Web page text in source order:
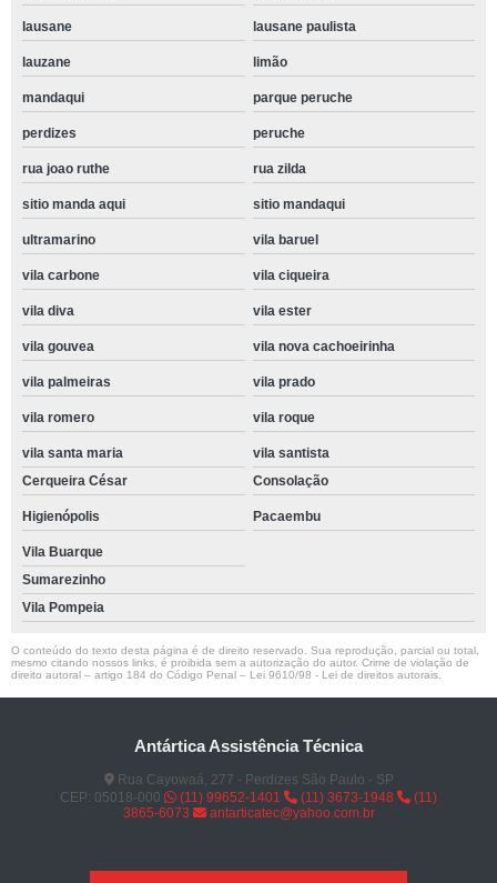
lausane lausane paulista
lauzane limão
mandaqui parque peruche
perdizes peruche
rua joao ruthe rua zilda
sitio manda aqui sitio mandaqui
ultramarino vila baruel
vila carbone vila ciqueira
vila diva vila ester
vila gouvea vila nova cachoeirinha
vila palmeiras vila prado
vila romero vila roque
vila santa maria
vila santista
Cerqueira César
Consolação
Higienópolis Pacaembu
Vila Buarque
Sumarezinho
Vila Pompeia
O conteúdo do texto desta página é de direito reservado. Sua reprodução, parcial ou total,
mesmo citando nossos links, é proibida sem a autorização do autor. Crime de violação de
direito autoral – artigo 184 do Código Penal – Lei 9610/98 - Lei de direitos autorais
Antártica Assistência Técnica
Rua Cayowaá, 277 - Perdizes São Paulo - SP
CEP: 05018-000
(11) 99652-1401 (11) 3673-1948
(11)
3865-6073
antarticatec@yahoo.com.br